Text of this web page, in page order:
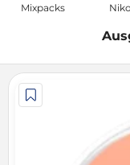
Mixpacks